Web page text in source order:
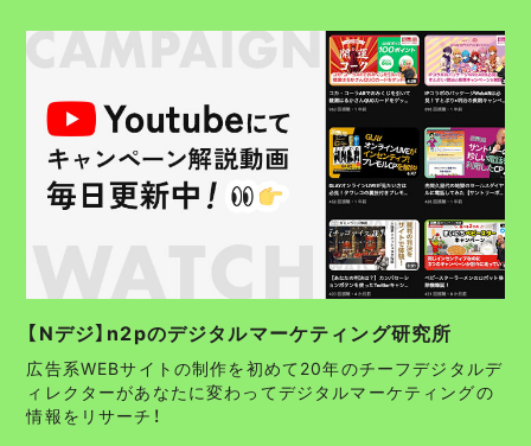
【Nデジ】n2pのデジタルマーケティング研究所
広告系WEBサイトの制作を初めて20年のチーフデジタルデ
ィレクターがあなたに変わってデジタルマーケティングの
情報をリサーチ！